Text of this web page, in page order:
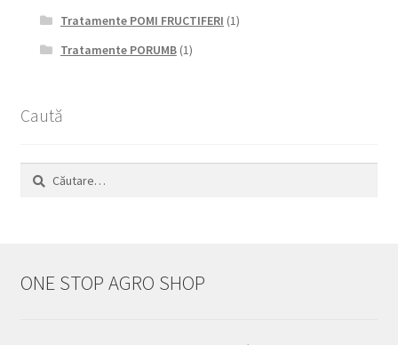
Tratamente POMI FRUCTIFERI (1)
Tratamente PORUMB(1)
Caută
Caută
ONE STOP AGRO SHOP